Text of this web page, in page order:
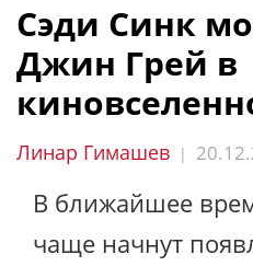
Сэди Синк
Джин Грей в
Линар Гимашев |
В ближайшее
чаще начнут